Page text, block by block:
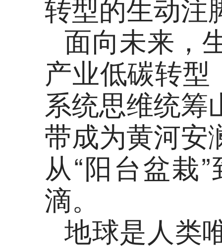
转型的生动注
面向未来，
产业低碳转型
系统思维统筹
带成为黄河安
从“阳台盆栽
滴。
地球是人类